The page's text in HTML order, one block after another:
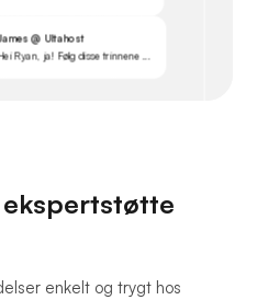
@ Ultahost
Ryan, ja! Følg disse trinnene ...
enkelt og trygt hos